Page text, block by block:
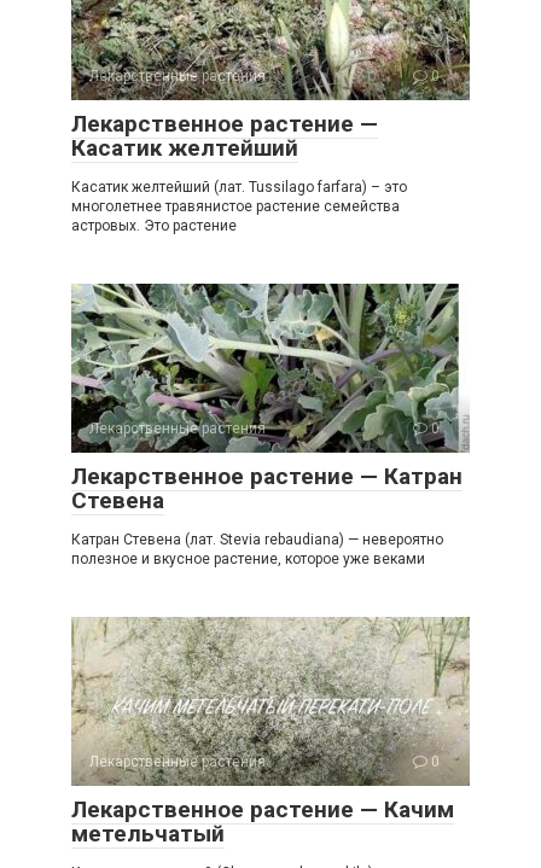
Лекарственные растения 0
Лекарственное растение —
Касатик желтейший
Касатик желтейший (лат. Tussilago farfara) – это
многолетнее травянистое растение семейства
астровых. Это растение
Лекарственные растения 0
Лекарственное растение — Катран
Стевена
Катран Стевена (лат. Stevia rebaudiana) — невероятно
полезное и вкусное растение, которое уже веками
Лекарственные растения 0
Лекарственное растение — Качим
метельчатый